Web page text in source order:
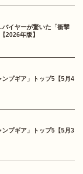
イヤーが驚いた「衝撃
2026年版】
プギア」トップ5【5月4
プギア」トップ5【5月3